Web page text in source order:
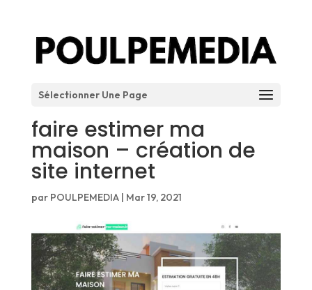
Sélectionner Une Page
faire estimer ma
maison – création de
site internet
par POULPEMEDIA| Mar 19, 2021